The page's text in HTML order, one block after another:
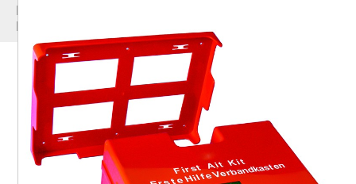
ΠΕΡΙΣΣΌΤΕΡΑ
ΠΡΟΪΌΝΤΑ